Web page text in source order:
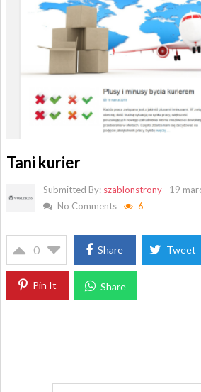
Tani kurier
Submitted By: szablonstrony
19
No Comments
6
0 Share Tweet
Pin It Share